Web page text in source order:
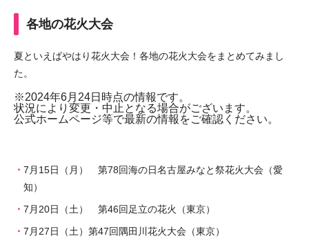
各地の花火大会
夏といえばやはり花火大会！ 各地の花火大会をまとめてみまし
た。
※2024年6月24日時点の情報です。
状況により変更・中止となる場合がございます。
公式ホームページ等で最新の情報をご確認ください。
7月15日（月） 第78回海の日名古屋みなと祭花火大会（愛
知）
7月20日（土） 第46回足立の花火（東京）
7月27日（土） 第47回隅田川花火大会（東京）